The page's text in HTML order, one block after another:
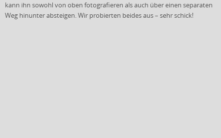
kann ihn sowohl von oben fotografieren als auch über einen separaten
Weg hinunter absteigen. Wir probierten beides aus – sehr schick!